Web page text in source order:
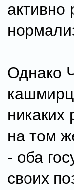
активно
Однако
никаких
на том
- оба
своих